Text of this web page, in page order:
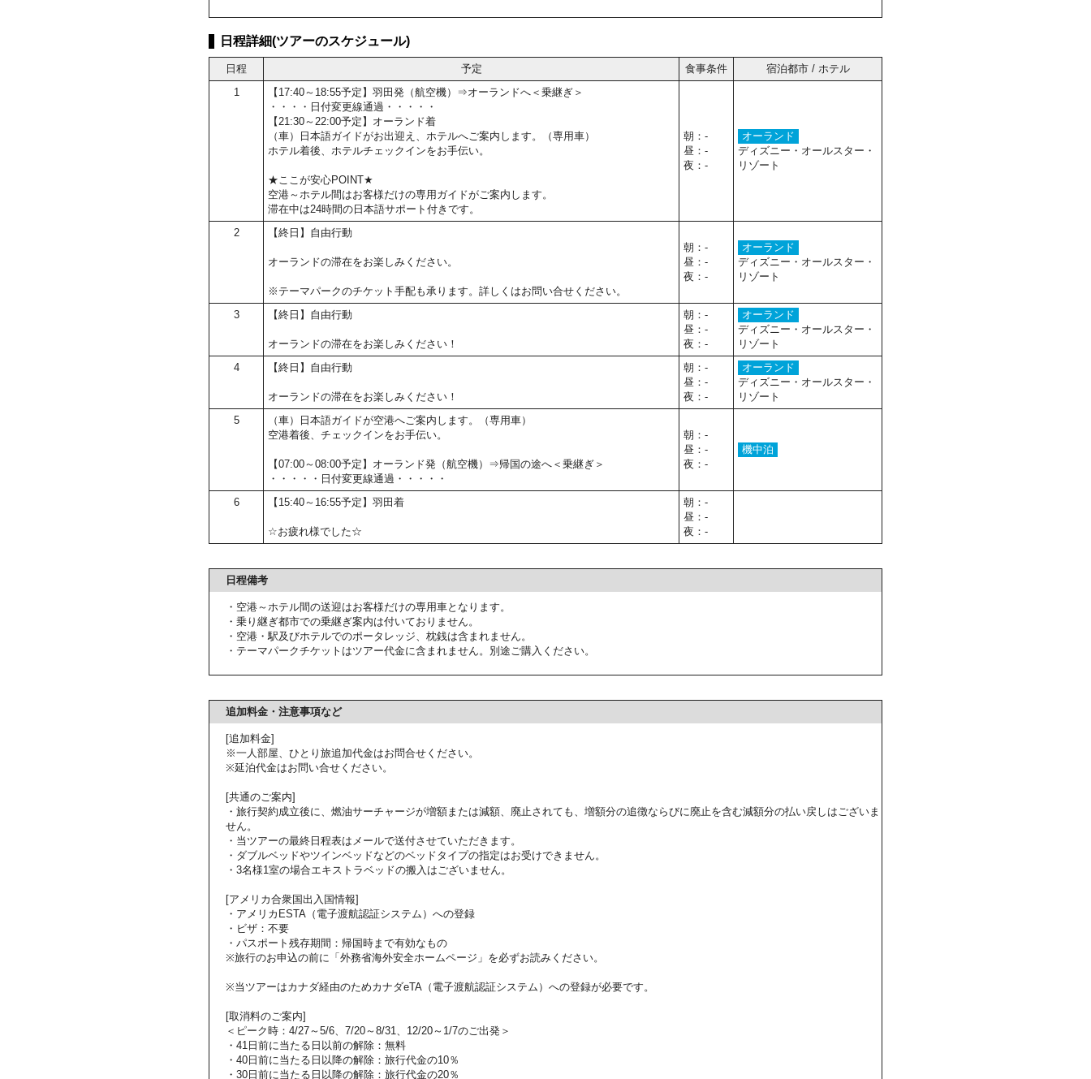
日程詳細(ツアーのスケジュール)
日程 予定 食事条件
宿泊都市 / ホテル
1
【17:40～18:55予定】羽田発（航空機）⇒オーランドへ＜乗継ぎ＞
・・・・日付変更線通過・・・・・
【21:30～22:00予定】オーランド着
（車）日本語ガイドがお出迎え、ホテルへご案内します。（専用車）
ホテル着後、ホテルチェックインをお手伝い。
★ここが安心POINT★
空港～ホテル間はお客様だけの専用ガイドがご案内します。
滞在中は24時間の日本語サポート付きです。
朝：-
昼：-
夜：-
オーランド
ディズニー・オールスター・
リゾート
2 【終日】自由行動
オーランドの滞在をお楽しみください。
※テーマパークのチケット手配も承ります。詳しくはお問い合せください。
朝：-
昼：-
夜：-
オーランド
ディズニー・オールスター・
リゾート
3 【終日】自由行動
オーランドの滞在をお楽しみください！
朝：-
昼：-
夜：-
オーランド
ディズニー・オールスター・
リゾート
4
【終日】自由行動
オーランドの滞在をお楽しみください！
朝：-
昼：-
夜：-
オーランド
ディズニー・オールスター・
リゾート
5
（車）日本語ガイドが空港へご案内します。（専用車）
空港着後、チェックインをお手伝い。
【07:00～08:00予定】オーランド発（航空機）⇒帰国の途へ＜乗継ぎ＞
・・・・・日付変更線通過・・・・・
朝：-
昼：-
夜：-
機中泊
6 【15:40～16:55予定】羽田着
☆お疲れ様でした☆
朝：-
昼：-
夜：-
日程備考
・空港～ホテル間の送迎はお客様だけの専用車となります。
・乗り継ぎ都市での乗継ぎ案内は付いておりません。
・空港・駅及びホテルでのポータレッジ、枕銭は含まれません。
・テーマパークチケットはツアー代金に含まれません。別途ご購入ください。
追加料金・注意事項など
[追加料金]
※一人部屋、ひとり旅追加代金はお問合せください。
※延泊代金はお問い合せください。
[共通のご案内]
・旅行契約成立後に、燃油サーチャージが増額または減額、廃止されても、増額分の追徴ならびに廃止を含む減額分の払い戻しはございま
せん。
・当ツアーの最終日程表はメールで送付させていただきます。
・ダブルベッドやツインベッドなどのベッドタイプの指定はお受けできません。
・3名様1室の場合エキストラベッドの搬入はございません。
[アメリカ合衆国出入国情報]
・アメリカESTA（電子渡航認証システム）への登録
・ビザ：不要
・パスポート残存期間：帰国時まで有効なもの
※旅行のお申込の前に「外務省海外安全ホームページ」を必ずお読みください。
※当ツアーはカナダ経由のためカナダeTA（電子渡航認証システム）への登録が必要です。
[取消料のご案内]
＜ピーク時：4/27～5/6、7/20～8/31、12/20～1/7のご出発＞
・41日前に当たる日以前の解除：無料
・40日前に当たる日以降の解除：旅行代金の10％
・30日前に当たる日以降の解除：旅行代金の20％